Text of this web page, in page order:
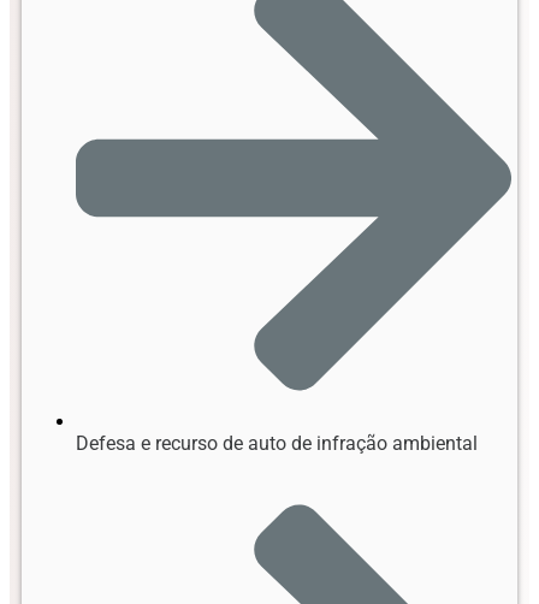
Defesa e recurso de auto de infração ambiental